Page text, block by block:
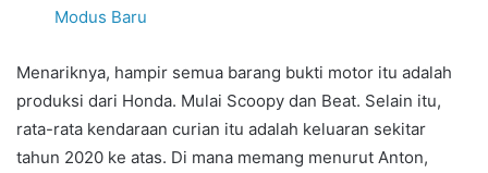
Modus Baru
Menariknya, hampir semua barang bukti motor itu adalah
produksi dari Honda. Mulai Scoopy dan Beat. Selain itu,
rata-rata kendaraan curian itu adalah keluaran sekitar
tahun 2020 ke atas. Di mana memang menurut Anton,